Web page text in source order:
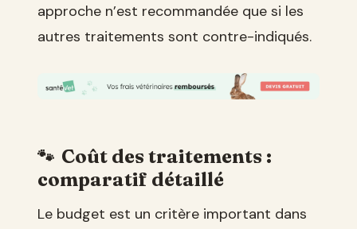
approche n’est recommandée que si les
autres traitements sont contre-indiqués.
Coût des traitements :
comparatif détaillé
Le budget est un critère important dans